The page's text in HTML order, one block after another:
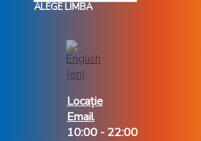
ALEGE LIMBA
Locație
Email
10:00 - 22:00